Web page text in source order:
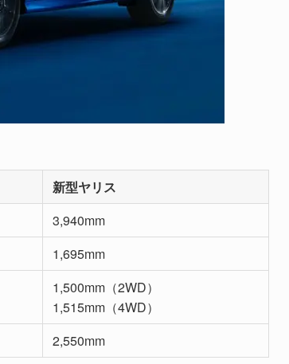
新型ヤリス
3,940mm
1,695mm
1,500mm（2WD）
1,515mm（4WD）
2,550mm